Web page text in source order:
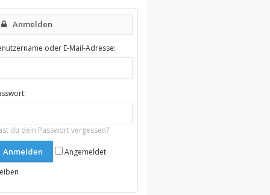
Anmelden
oder E-Mail-Adresse:
du dein Passwort vergessen?
Angemeldet